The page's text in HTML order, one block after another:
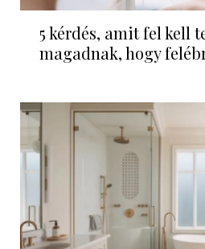
5 kérdés, amit fel kell
magadnak, hogy